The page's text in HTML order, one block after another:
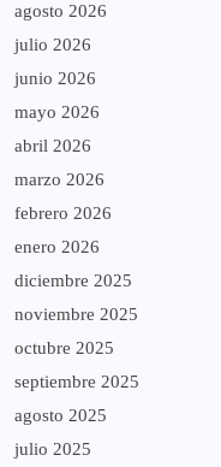
agosto 2026
julio 2026
junio 2026
mayo 2026
abril 2026
marzo 2026
febrero 2026
enero 2026
diciembre 2025
noviembre 2025
octubre 2025
septiembre 2025
agosto 2025
julio 2025